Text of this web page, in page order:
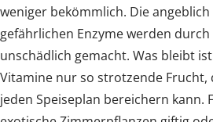
weniger bekömmlich. Die
gefährlichen Enzyme werden
unschädlich gemacht. Was bleibt
Vitamine nur so strotzende Frucht,
jeden Speiseplan bereichern kann.